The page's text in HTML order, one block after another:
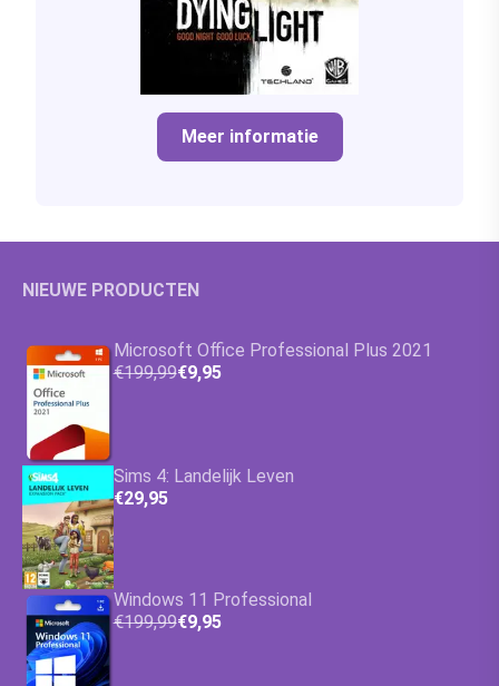
Meer informatie
NIEUWE PRODUCTEN
Microsoft Office Professional Plus 2021
€199,99€9,95
Sims 4: Landelijk Leven
€29,95
Windows 11 Professional
€199,99€9,95